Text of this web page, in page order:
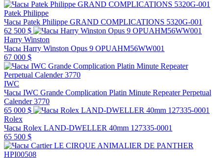
Patek Philippe
Часы Patek Philippe GRAND COMPLICATIONS 5320G-001
62 500 $
Harry Winston
Часы Harry Winston Opus 9 OPUAHM56WW001
67 000 $
IWC
Часы IWC Grande Complication Platin Minute Repeater Perpetual
Calender 3770
65 000 $
Rolex
Часы Rolex LAND-DWELLER 40mm 127335-0001
65 500 $